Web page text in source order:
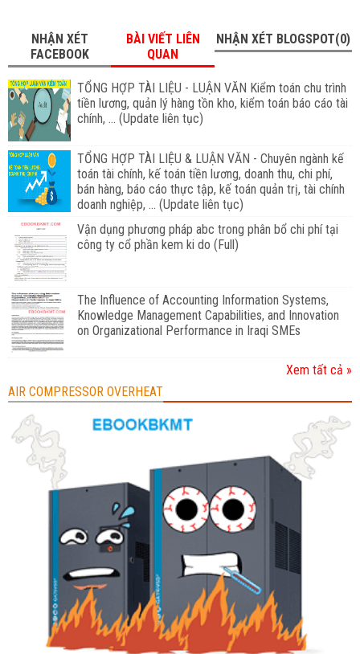
NHẬN XÉT
FACEBOOK
BÀI VIẾT LIÊN
QUAN
NHẬN XÉT BLOGSPOT(0)
TỔNG HỢP TÀI LIỆU - LUẬN VĂN Kiểm toán chu trình
tiền lương, quản lý hàng tồn kho, kiểm toán báo cáo tài
chính, ... (Update liên tục)
TỔNG HỢP TÀI LIỆU & LUẬN VĂN - Chuyên ngành kế
toán tài chính, kế toán tiền lương, doanh thu, chi phí,
bán hàng, báo cáo thực tập, kế toán quản trị, tài chính
doanh nghiệp, ... (Update liên tục)
Vận dụng phương pháp abc trong phân bổ chi phí tại
công ty cổ phần kem ki do (Full)
The Influence of Accounting Information Systems,
Knowledge Management Capabilities, and Innovation
on Organizational Performance in Iraqi SMEs
Xem tất cả »
AIR COMPRESSOR OVERHEAT